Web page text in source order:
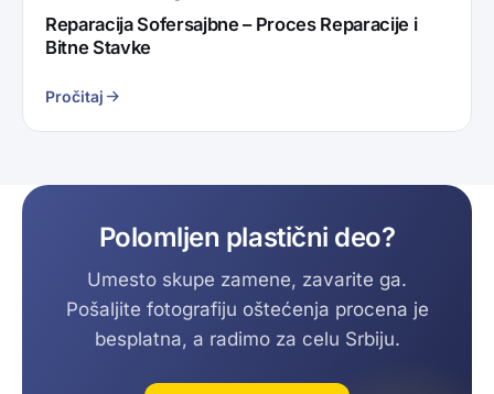
Reparacija Sofersajbne – Proces Reparacije i
Bitne Stavke
Pročitaj
Polomljen plastični deo?
Umesto skupe zamene, zavarite ga.
Pošaljite fotografiju oštećenja procena je
besplatna, a radimo za celu Srbiju.